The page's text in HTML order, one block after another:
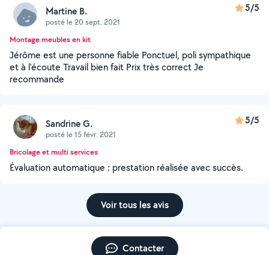
Martine B.
posté le 20 sept. 2021
5/5
Montage meubles en kit
Jérôme est une personne fiable Ponctuel, poli sympathique
et à l'écoute Travail bien fait Prix très correct Je
recommande
Sandrine G.
posté le 15 févr. 2021
5/5
Bricolage et multi services
Évaluation automatique : prestation réalisée avec succès.
Voir tous les avis
Contacter